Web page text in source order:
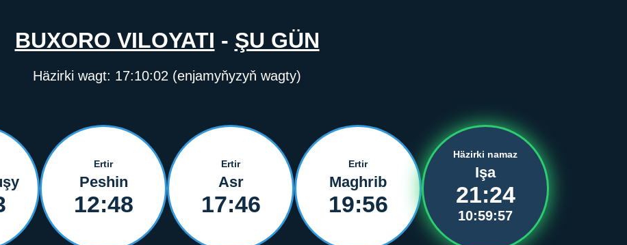
BUXORO VILOYATI - ŞU GÜN
Häzirki wagt: 17:10:02 (enjamyňyzyň wagty)
Ertir
Peshin
12:48
Ertir
Asr
17:46
Ertir
Maghrib
19:56
Häzirki namaz
Işa
21:24
10:59:57